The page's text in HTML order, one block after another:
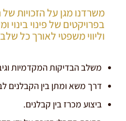
משרדנו מגן על הזכויות של
בפרויקטים של פינוי בינוי
וליווי משפטי לאורך כל
משלב הבדיקות המקדמיות
דרך משא ומתן בין הקבלנים
ביצוע מכרז בין קבלנים.